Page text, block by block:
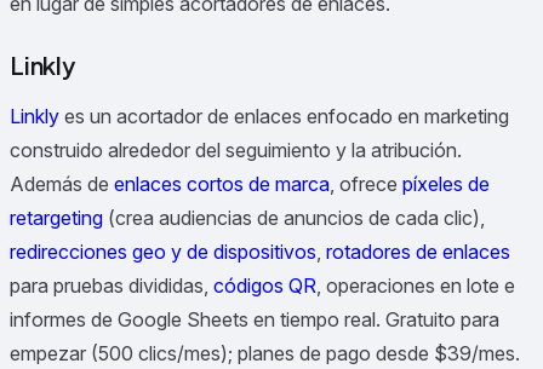
Linkly
Linkly es un acortador de enlaces enfocado en marketing
construido alrededor del seguimiento y la atribución.
Además de enlaces cortos de marca, ofrece píxeles de
retargeting (crea audiencias de anuncios de cada clic),
redirecciones geo y de dispositivos, rotadores de enlaces
para pruebas divididas, códigos QR, operaciones en lote e
informes de Google Sheets en tiempo real. Gratuito para
empezar (500 clics/mes); planes de pago desde $39/mes.